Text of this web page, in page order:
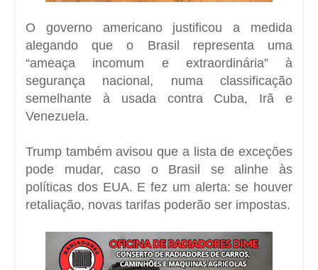
O governo americano justificou a medida
alegando que o Brasil representa uma
“ameaça incomum e extraordinária” à
segurança nacional, numa classificação
semelhante à usada contra Cuba, Irã e
Venezuela.
Trump também avisou que a lista de exceções
pode mudar, caso o Brasil se alinhe às
políticas dos EUA. E fez um alerta: se houver
retaliação, novas tarifas poderão ser impostas.